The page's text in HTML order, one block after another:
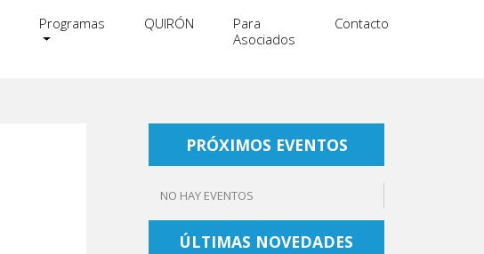
Programas QUIRÓN
Para
Asociados
Contacto
PRÓXIMOS EVENTOS
NO HAY EVENTOS
ÚLTIMAS NOVEDADES